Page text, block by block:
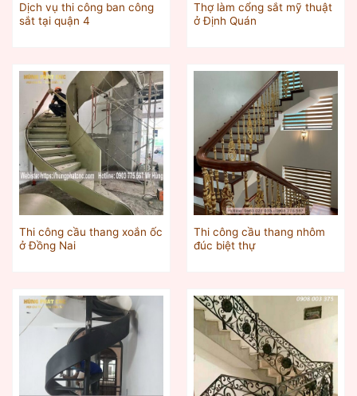
Dịch vụ thi công ban công
sắt tại quận 4
Thợ làm cổng sắt mỹ thuật
ở Định Quán
Thi công cầu thang xoắn ốc
ở Đồng Nai
Thi công cầu thang nhôm
đúc biệt thự